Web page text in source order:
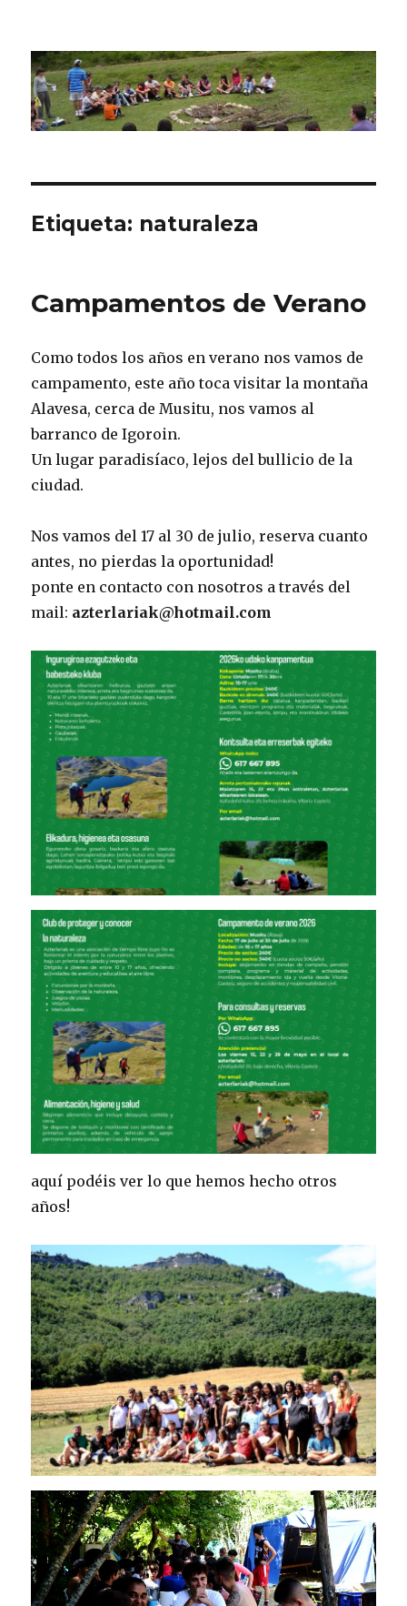
CPN Azterlariak
Etiqueta: naturaleza
Campamentos de Verano
Como todos los años en verano nos vamos de
campamento, este año toca visitar la montaña
Alavesa, cerca de Musitu, nos vamos al
barranco de Igoroin.
Un lugar paradisíaco, lejos del bullicio de la
ciudad.
Nos vamos del 17 al 30 de julio, reserva cuanto
antes, no pierdas la oportunidad!
ponte en contacto con nosotros a través del
mail: azterlariak@hotmail.com
aquí podéis ver lo que hemos hecho otros
años!